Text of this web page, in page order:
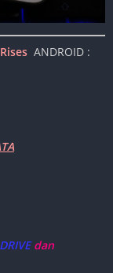
ANDROID :
dan